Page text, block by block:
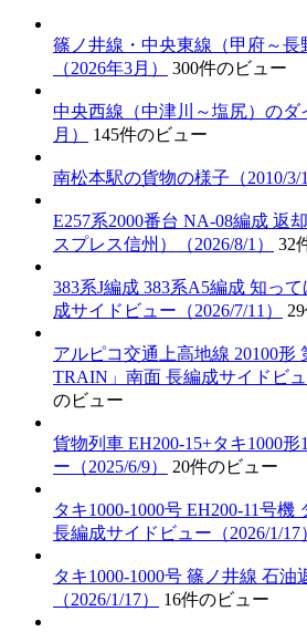
篠ノ井線・中央東線（甲府～長
（2026年3月）
300件のビュー
中央西線（中津川～塩尻）のダ
月）
145件のビュー
南松本駅の貨物の様子（2010/3/1
E257系2000番台 NA-08編成 返
スプレス信州）（2026/8/1）
32
383系J編成 383系A5編成 知っ
成サイドビュー（2026/7/11）
アルピコ交通上高地線 20100形
TRAIN」南面 長編成サイドビュ
のビュー
貨物列車 EH200-15+タキ1000
ー（2025/6/9）
20件のビュー
タキ1000-1000号 EH200-11号機
長編成サイドビュー（2026/1/17
タキ1000-1000号 篠ノ井線 石油
（2026/1/17）
16件のビュー